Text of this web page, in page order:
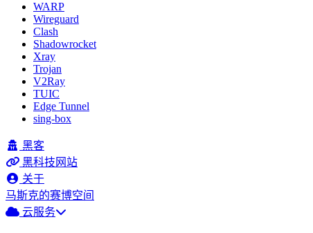
WARP
Wireguard
Clash
Shadowrocket
Xray
Trojan
V2Ray
TUIC
Edge Tunnel
sing-box
黑客
黑科技网站
关于
马斯克的赛博空间
云服务